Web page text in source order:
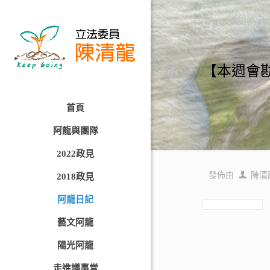
首頁
阿龍與團隊
2022政見
2018政見
阿龍日記
藝文阿龍
陽光阿龍
【本週會
發佈由 陳